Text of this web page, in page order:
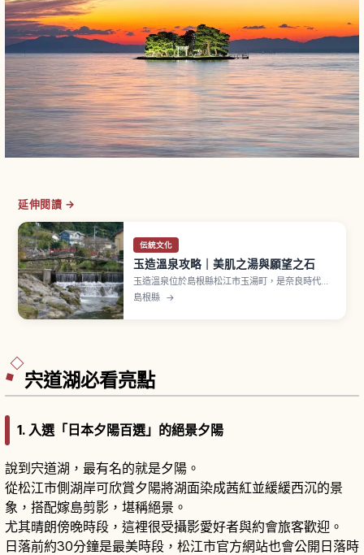
延伸閱讀 →
伝統文化
玉造溫泉攻略｜美肌之湯與願望之石
玉造溫泉位於島根縣松江市玉湯町，是奈良時代
《出雲國風土記》也有記載的歷史溫泉地，擁有約
次百病痊癒」、被稱「神之湯」。泉質為鈉・鈣－
島根縣 →
宍道湖必看亮點
1. 入選「日本夕陽百選」的絕景夕陽
說到宍道湖，最有名的就是夕陽。
從松江市側湖岸可欣賞夕陽將湖面染成茜紅並緩緩西沉的景
象，搭配嫁島剪影，堪稱絕景。
尤其晴朗傍晚時段，這裡很受攝影愛好者與約會旅客歡迎。
日落前約30分鐘是最美時段，松江市官方網站也會公開日落時